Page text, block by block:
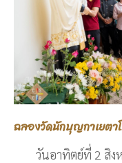
ฉลองวัดนักบุญกาเยตา
วันอาทิตย์ที่ 2 สิงห